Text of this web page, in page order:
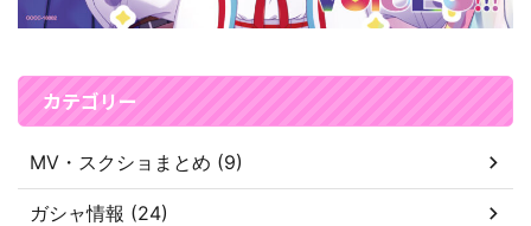
カテゴリー
MV・スクショまとめ (9)
ガシャ情報 (24)